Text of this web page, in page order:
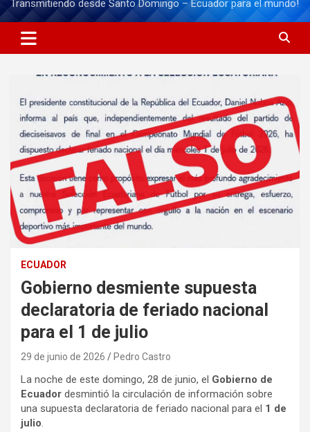
Transmitiendo desde Santo Domingo – Ecuador para el mundo!
ECUADOR
Gobierno desmiente supuesta
declaratoria de feriado nacional
para el 1 de julio
29 de junio de 2026 Pedro Castro
La noche de este domingo, 28 de junio, el Gobierno de
Ecuador desmintió la circulación de información sobre
una supuesta declaratoria de feriado nacional para el 1 de
julio.